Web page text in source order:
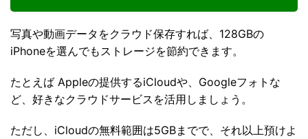
写真や動画データをクラウド保存すれば、128GBの
iPhoneを選んでもストレージを節約できます。
たとえば Appleの提供するiCloudや、Googleフォトな
ど、好きなクラウドサービスを活用しましょう。
ただし、iCloudの無料範囲は5GBまでで、それ以上預けよ